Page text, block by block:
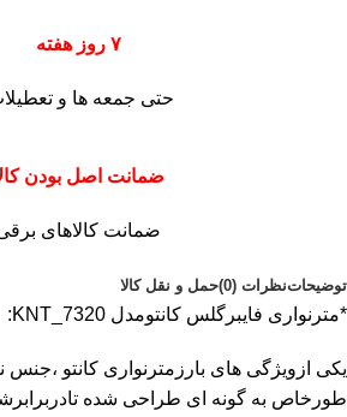
۷ روز هفته
حتی جمعه ها و
ضمانت اصل بودن
ضمانت کالاهای
توضیحاتنظرات (0) حمل و نقل کالا
*مترنواری فایبرگلس کانتومدل KNT_7320:
یکی ازویژگی های بارزمترنواری کانتو ،جنس
طورخاص به گونه ای طراحی شده